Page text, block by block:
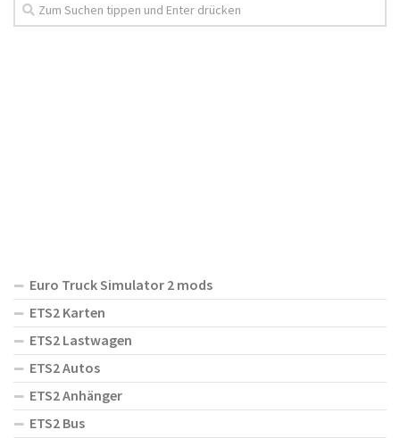
Euro Truck Simulator 2 mods
ETS2 Karten
ETS2 Lastwagen
ETS2 Autos
ETS2 Anhänger
ETS2 Bus